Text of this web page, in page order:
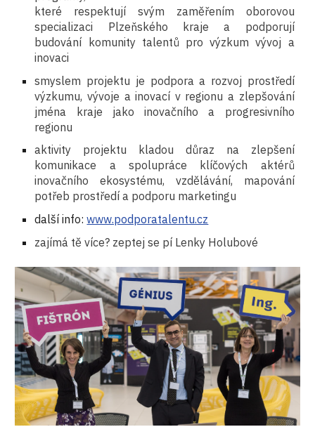
které respektují svým zaměřením oborovou
specializaci Plzeňského kraje a podporují
budování komunity talentů pro výzkum vývoj a
inovaci
smyslem projektu je podpora a rozvoj prostředí
výzkumu, vývoje a inovací v regionu a zlepšování
jména kraje jako inovačního a progresivního
regionu
aktivity projektu kladou důraz na zlepšení
komunikace a spolupráce klíčových aktérů
inovačního ekosystému, vzdělávání, mapování
potřeb prostředí a podporu marketingu
další info:www.podporatalentu.cz
zajímá tě více? zeptej se pí Lenky Holubové